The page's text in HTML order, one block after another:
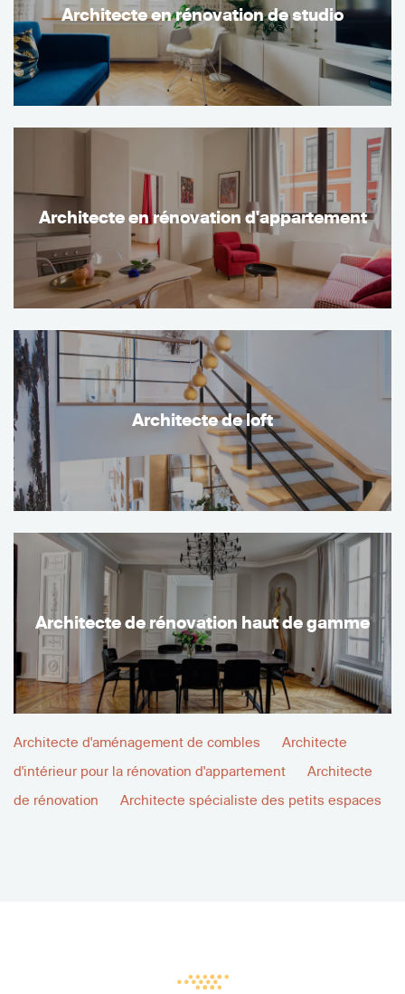
Architecte en rénovation de studio
Architecte en rénovation d'appartement
Architecte de loft
Architecte de rénovation haut de gamme
Architecte d'aménagement de combles
Architecte
d'intérieur pour la rénovation d'appartement
Architecte
de rénovation
Architecte spécialiste des petits espaces